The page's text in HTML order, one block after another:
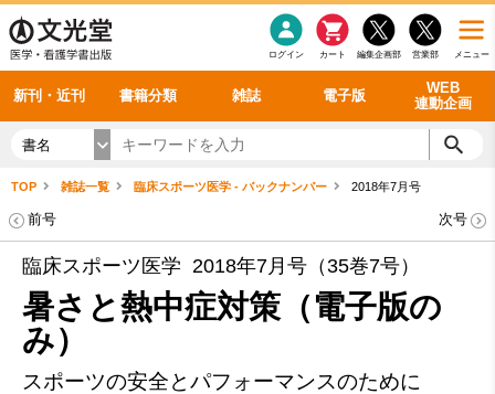
メニュー
営業部
編集企画部
カート
ログイン
新刊・近刊 書籍分類 雑誌 電子版
WEB
連動企画
感染症 老年医学
看護・介護
呼吸器
循環器
シリーズ一覧
雑誌投稿規定
理学療法
雑誌案内・年間購読 最新号 バックナンバー
電子書籍
電子雑誌
書籍「データに基づく臨床動作分析」WEB動画
書籍「眼手術学」WEB動画
書籍「神経症候学 II 改訂第二版」 WEB動画
新刊一覧
今後の発行予定
書名
TOP 雑誌一覧 臨床スポーツ医学 - バックナンバー 2018年7月号
前号 次号
臨床スポーツ医学 2018年7月号（35巻7号）
暑さと熱中症対策（電子版の
み）
スポーツの安全とパフォーマンスのために